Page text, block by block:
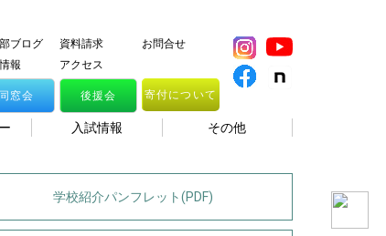
ブログ 資料請求
お問合せ
報 アクセス
同窓会 後援会 寄付について
入試情報 その他
学校紹介パンフレット(PDF)